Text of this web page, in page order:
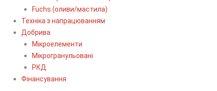
Fuchs (оливи/мастила)
Техніка з напрацюванням
Добрива
Мікроелементи
Мікрогранульовані
РКД
Фінансування